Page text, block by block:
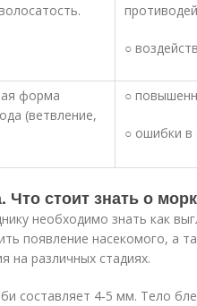
○
форма
(ветвление,
○
○ ошибки в
Что стоит знать о
необходимо знать как
появление насекомого, а
на различных стадиях.
составляет 4‑5 мм. Тело